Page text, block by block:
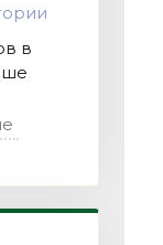
в